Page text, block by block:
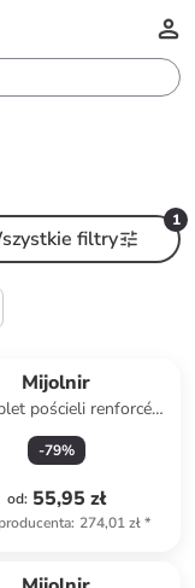
1
filtry
Mijolnir
pościeli renforcé
w kolorze biało-
antracytowym
-79%
od: 55,95 zł
: 274,01 zł*